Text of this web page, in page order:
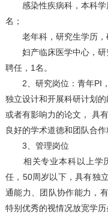
感染性疾病科，本科学
名；
老年科，研究生学历，
妇产临床医学中心，研
聘任，1名。
2、研究岗位：青年PI，
独立设计和开展科研计划
或者有影响力的论文， 具
良好的学术道德和团队合作
3、管理岗位
相关专业本科以上学历
任，50周岁以下，具有独
通能力、团队协作能力，
特别优秀的视情况放宽学历